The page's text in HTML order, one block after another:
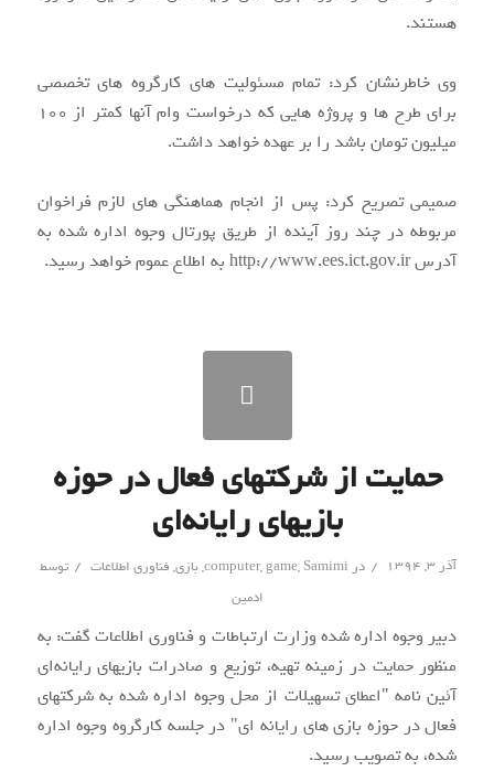
هستند.
وی خاطرنشان کرد:‌ تمام مسئولیت های کارگروه های تخصصی
برای طرح ها و پروژه هایی که درخواست وام آنها کمتر از 100
میلیون تومان باشد را بر عهده خواهد داشت.
صمیمی تصریح کرد:‌ پس از انجام هماهنگی های لازم فراخوان
مربوطه در چند روز آینده از طریق پورتال وجوه اداره شده به
آدرس http://www.ees.ict.gov.ir به اطلاع عموم خواهد رسید.
حمایت از شرکتهای فعال در حوزه
بازیهای رایانه‌ای
آذر ۳, ۱۳۹۴ / در computer,game, Samimi
,بازی, فناوری اطلاعات / توسط
ادمین
دبیر وجوه اداره شده وزارت ارتباطات و فناوری اطلاعات گفت: به
منظور حمایت در زمینه تهیه، توزیع و صادرات بازیهای رایانه‌ای
آئین نامه "اعطای تسهیلات از محل وجوه اداره شده به شرکتهای
فعال در حوزه بازی های رایانه ای" در جلسه کارگروه وجوه اداره
شده، به تصویب رسید.